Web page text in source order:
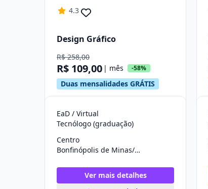
4.3
Design Gráfico
R$ 258,00
R$ 109,00 | mês -58%
Duas mensalidades GRÁTIS
EaD / Virtual
Tecnólogo (graduação)
Centro
Bonfinópolis de Minas/MG
Ver mais detalhes